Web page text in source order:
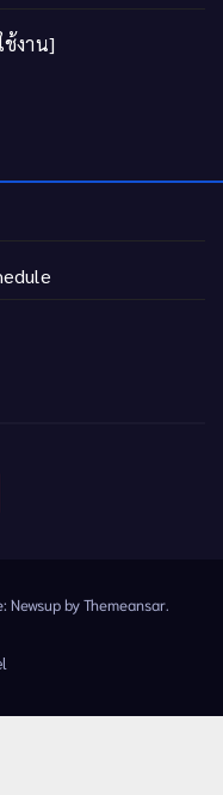
ช้งาน]
NewsupbyThemeansar.